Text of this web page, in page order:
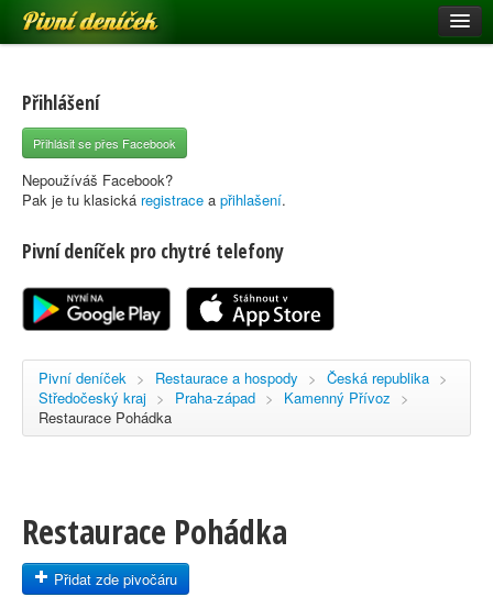
Pivní deníček
Pivní mapa
Pivní značky
Nápověda
Registrace
Přihlášení
Přihlásit se přes Facebook
Nepoužíváš Facebook?
Pak je tu klasická registrace a přihlašení.
Pivní deníček pro chytré telefony
Pivní deníček > Restaurace a hospody > Česká republika >
Středočeský kraj > Praha-západ > Kamenný Přívoz >
Restaurace Pohádka
Restaurace Pohádka
Přidat zde pivočáru